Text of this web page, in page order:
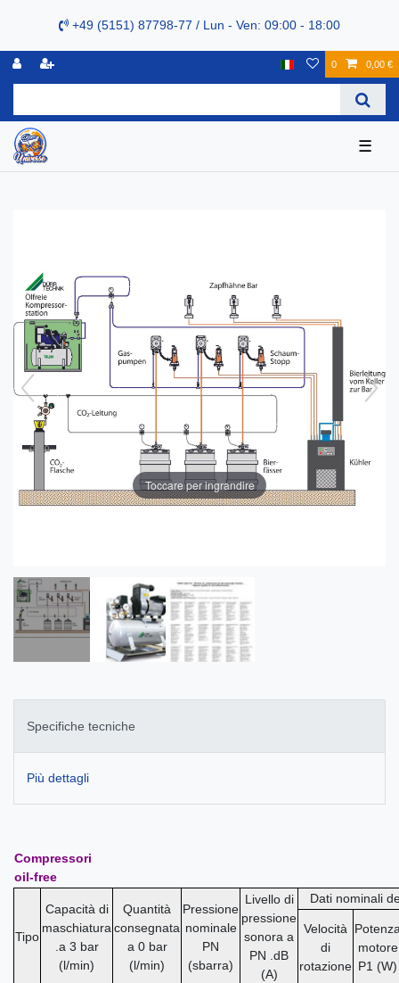
+49 (5151) 87798-77 / Lun - Ven: 09:00 - 18:00
0 0,00 €
☰
Toccare per ingrandire
Specifiche tecniche
Più dettagli
Compressori
oil-free
Tipo
Capacità di
maschiatura
.a 3 bar
(l/min)
Quantità
consegnata
a 0 bar
(l/min)
Pressione
nominale
PN
(sbarra)
Livello di
pressione
sonora a
PN .dB
(A)
Dati nominali
Velocità
di
rotazione
motore
P1 (W)